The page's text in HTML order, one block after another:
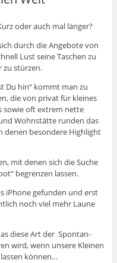
oder auch mal länger?
durch die Angebote von
Lust seine Taschen zu
zu stürzen.
Du hin“ kommt man zu
die von privat für kleines
sowie oft extrem nette
Wohnstätte runden das
denen besondere Highlight
mit denen sich die Suche
begrenzen lassen.
iPhone gefunden und erst
noch viel mehr Laune
diese Art der Spontan-
wird, wenn unsere Kleinen
können…